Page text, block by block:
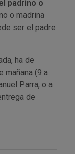
padrino o
o madrina
ser el padre
ha de
mañana (9 a
Parra, o a
de